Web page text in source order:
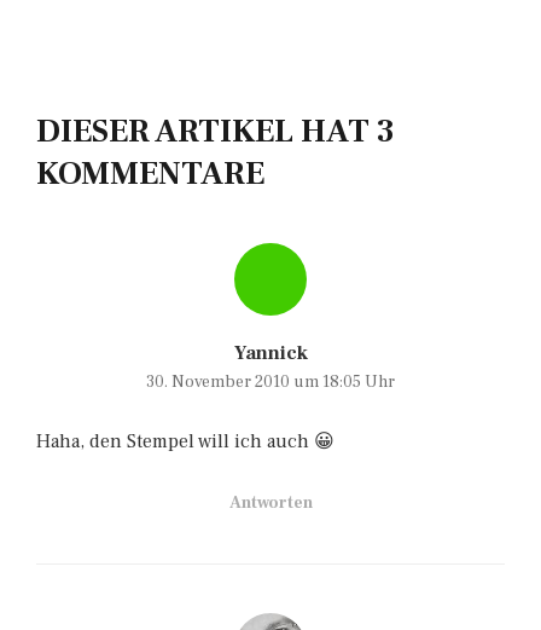
DIESER ARTIKEL HAT 3
KOMMENTARE
Yannick
30. November 2010 um 18:05 Uhr
Haha, den Stempel will ich auch 😀
Antworten